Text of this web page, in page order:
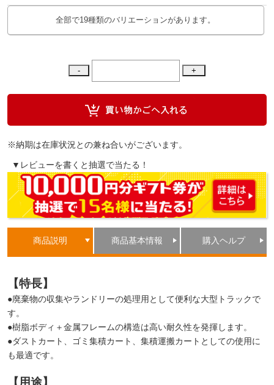
全部で19種類のバリエーションがあります。
※納期は在庫状況との兼ね合いがございます。
▼レビューを書くと抽選で当たる！
商品説明 商品基本情報 購入ヘルプ
【特長】
●廃棄物の収集やランドリーの処理用として便利な大型トラックで
す。
●樹脂ボディ＋金属フレームの構造は高い耐久性を発揮します。
●ダストカート、ゴミ集積カート、集積運搬カートとしての使用に
も最適です。